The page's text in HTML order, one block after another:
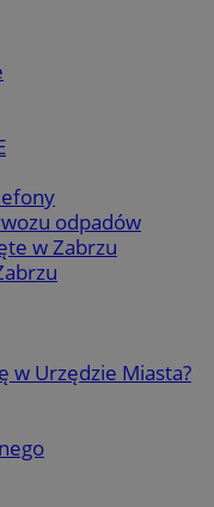
odpadów
w Zabrzu
w Urzędzie Miasta?